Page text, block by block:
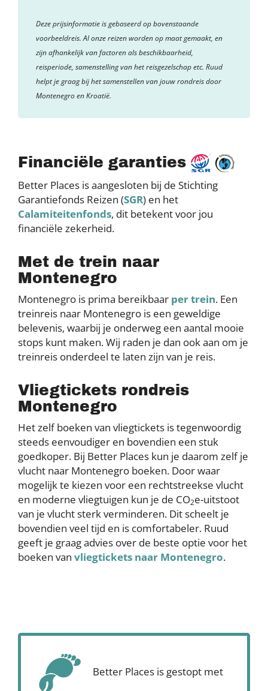
Deze prijsinformatie is gebaseerd op bovenstaande
voorbeeldreis. Al onze reizen worden op maat gemaakt, en
zijn afhankelijk van factoren als beschikbaarheid,
reisperiode, samenstelling van het reisgezelschap etc. Ruud
helpt je graag bij het samenstellen van jouw rondreis door
Montenegro en Kroatië.
Financiële garanties
Better Places is aangesloten bij de Stichting
Garantiefonds Reizen (SGR) en het
Calamiteitenfonds, dit betekent voor jou
financiële zekerheid.
Met de trein naar
Montenegro
Montenegro is prima bereikbaar per trein. Een
treinreis naar Montenegro is een geweldige
belevenis, waarbij je onderweg een aantal mooie
stops kunt maken. Wij raden je dan ook aan om je
treinreis onderdeel te laten zijn van je reis.
Vliegtickets rondreis
Montenegro
Het zelf boeken van vliegtickets is tegenwoordig
steeds eenvoudiger en bovendien een stuk
goedkoper. Bij Better Places kun je daarom zelf je
vlucht naar Montenegro boeken. Door waar
mogelijk te kiezen voor een rechtstreekse vlucht
en moderne vliegtuigen kun je de CO2e-uitstoot
van je vlucht sterk verminderen. Dit scheelt je
bovendien veel tijd en is comfortabeler. Ruud
geeft je graag advies over de beste optie voor het
boeken van vliegtickets naar Montenegro.
Better Places is gestopt met